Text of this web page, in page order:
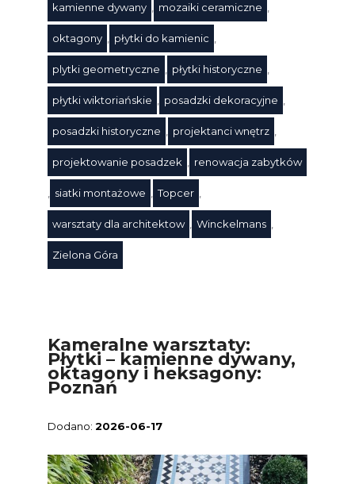
Tagi
kamienne dywany , mozaiki ceramiczne ,
oktagony , płytki do kamienic ,
plytki geometryczne , płytki historyczne ,
płytki wiktoriańskie , posadzki dekoracyjne ,
posadzki historyczne , projektanci wnętrz ,
projektowanie posadzek , renowacja zabytków
, siatki montażowe , Topcer ,
warsztaty dla architektow , Winckelmans ,
Zielona Góra
Kameralne warsztaty:
Płytki – kamienne dywany,
oktagony i heksagony:
Poznań
2026-06-17